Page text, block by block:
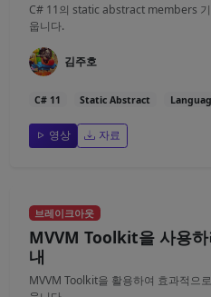
C# 11의 static abstract members
웁니다.
김주호
C# 11 Static Abstract
영상 자료
브레이크아웃
MVVM Toolkit을 사용
내
MVVM Toolkit을 활용하여 효과적으